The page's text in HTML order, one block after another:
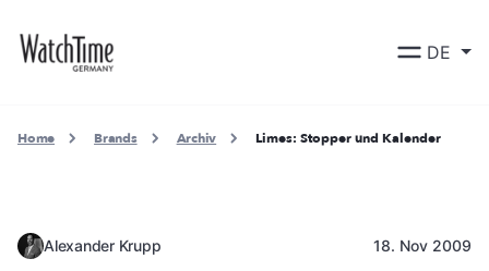
DE
Home Brands Archiv Limes: Stopper und Kalender
Alexander Krupp 18. Nov 2009